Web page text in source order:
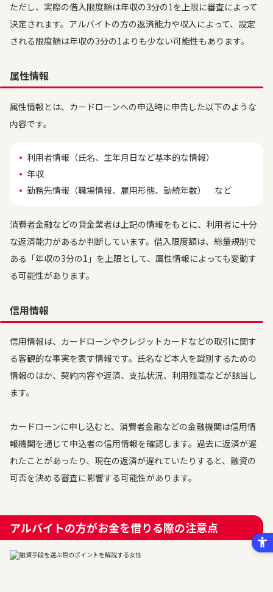
ただし、実際の借入限度額は年収の3分の1を上限に審査によって
決定されます。アルバイトの方の返済能力や収入によって、設定
される限度額は年収の3分の1よりも少ない可能性もあります。
属性情報
属性情報とは、カードローンへの申込時に申告した以下のような
内容です。
利用者情報（氏名、生年月日など基本的な情報）
年収
勤務先情報（職場情報、雇用形態、勤続年数） など
消費者金融などの貸金業者は上記の情報をもとに、利用者に十分
な返済能力があるか判断しています。借入限度額は、総量規制で
ある「年収の3分の1」を上限として、属性情報によっても変動す
る可能性があります。
信用情報
信用情報は、カードローンやクレジットカードなどの取引に関す
る客観的な事実を表す情報です。氏名など本人を識別するための
情報のほか、契約内容や返済、支払状況、利用残高などが該当し
ます。
カードローンに申し込むと、消費者金融などの金融機関は信用情
報機関を通じて申込者の信用情報を確認します。過去に返済が遅
れたことがあったり、現在の返済が遅れていたりすると、融資の
可否を決める審査に影響する可能性があります。
アルバイトの方がお金を借りる際の注意点